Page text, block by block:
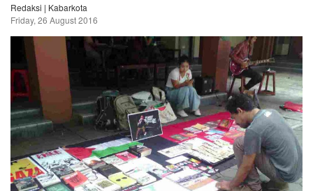
Redaksi | Kabarkota
Friday, 26 August 2016